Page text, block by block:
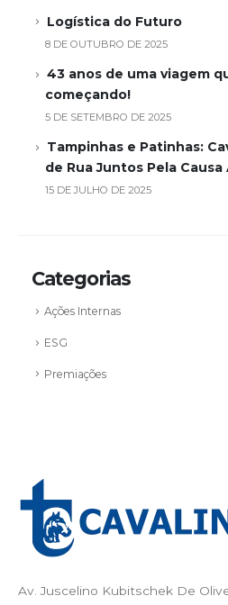
Logística do Futuro
8 DE OUTUBRO DE 2025
43 anos de uma viagem
começando!
5 DE SETEMBRO DE 2025
Tampinhas e Patinhas:
de Rua Juntos Pela Causa
15 DE JULHO DE 2025
Categorias
Ações Internas
ESG
Premiações
Av. Juscelino Kubitschek De